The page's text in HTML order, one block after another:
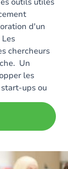
d'un
chercheurs
Un
les
ups ou